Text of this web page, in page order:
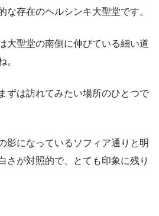
な存在のヘルシンキ大聖堂です。
大聖堂の南側に伸びている細い道
。
ずは訪れてみたい場所のひとつで
影になっているソフィア通りと明
さが対照的で、とても印象に残り